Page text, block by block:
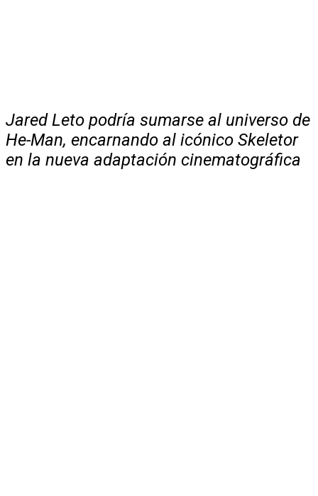
Jared Leto podría sumarse al universo de
He-Man, encarnando al icónico Skeletor
en la nueva adaptación cinematográfica